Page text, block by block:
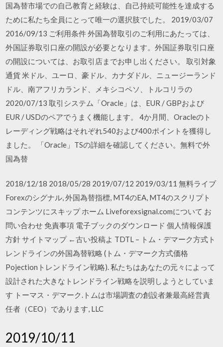
国為替市場での自己教育と経験は、自己持続可能性を達成する
ために私たち全員にとって唯一の選択肢でした。 2019/03/07
2016/09/13 ご利用条件 外国為替取引のご利用にあたっては、
外国証券取引口座の開設が必要となります。外国証券取引口座
の開設については、お取引店までお申し出ください。 取引対象
通貨 米ドル、ユーロ、豪ドル、カナダドル、ニュージーランド
ドル、南アフリカランド、メキシコペソ、トルコリラの
2020/07/13 取引システム「Oracle」は、EUR / GBPおよび
EUR / USDのペアでうまく機能します。 4か月間、Oracleのト
レーディング戦略はそれぞれ540および400ポイントを獲得し
ました。 「Oracle」TSの詳細を確認してください。無料で外
国為替
2018/12/18 2018/05/28 2019/07/12 2019/03/11 無料ライブ
Forexのシグナル, 外国為替指標, MT4のEA, MT4のスクリプト
コンテンツにスキップ ホーム Liveforexsignal.comについて お
問い合わせ 免責事項 電子ブックのダウンロード 個人情報保護
方針 サイトマップ ←古い投稿よ TDTL – トム・デマーク方式ト
レンドラインの外国為替戦略 (トム・デマーク方式価格
Pojectionトレンドライン戦略). 私たちはあなたの元々によって
設計された大きなトレンドライン戦略を説明しようとしていま
す トーマス・デマーク.トムは市場調査の創設者兼最高経営責
任者（CEO）であります, LLC
2019/10/11